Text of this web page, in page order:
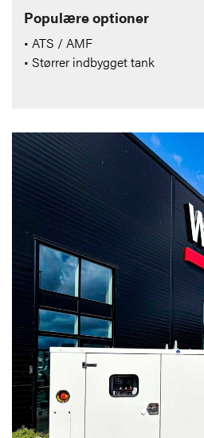
Populære optioner
• ATS / AMF
• Størrer indbygget tank